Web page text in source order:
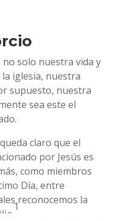
solo nuestra vida y
iglesia, nuestra
supuesto, nuestra
sea este el
claro que el
por Jesús es
como miembros
Día, entre
reconocemos la
1